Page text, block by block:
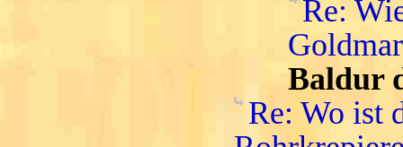
Re:
Baldur
Re: Wo ist